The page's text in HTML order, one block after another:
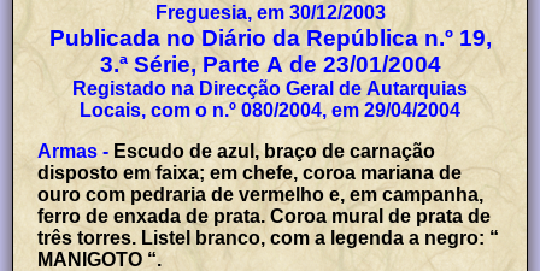
Freguesia, em 30/12/2003
Publicada no Diário da República n.º 19,
3.ª Série, Parte A de 23/01/2004
Registado na Direcção Geral de Autarquias
Locais, com o n.º 080/2004, em 29/04/2004
Armas - Escudo de azul, braço de carnação
disposto em faixa; em chefe, coroa mariana de
ouro com pedraria de vermelho e, em campanha,
ferro de enxada de prata. Coroa mural de prata de
três torres. Listel branco, com a legenda a negro: “
MANIGOTO “.